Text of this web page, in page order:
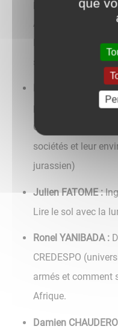
plantes : défenses
Agroécologie à
Présentation des
sols
Émilie GAUTHIER :
Comté,
sociétés et leur
jurassien)
Julien FATOME :
Lire le sol avec la
Ronel YANIBADA :
CREDESPO
armés et comment
Afrique.
Damien
que